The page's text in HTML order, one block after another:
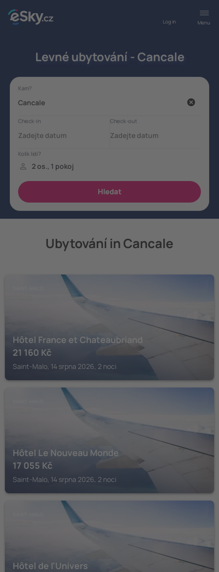
Menu
Log in
Levné ubytování - Cancale
Ubytování in Cancale
Hôtel France et Chateaubriand
21 160 Kč
Saint-Malo, 14 srpna 2026, 2 noci
Hôtel Le Nouveau Monde
17 055 Kč
Saint-Malo, 14 srpna 2026, 2 noci
Hôtel de l'Univers